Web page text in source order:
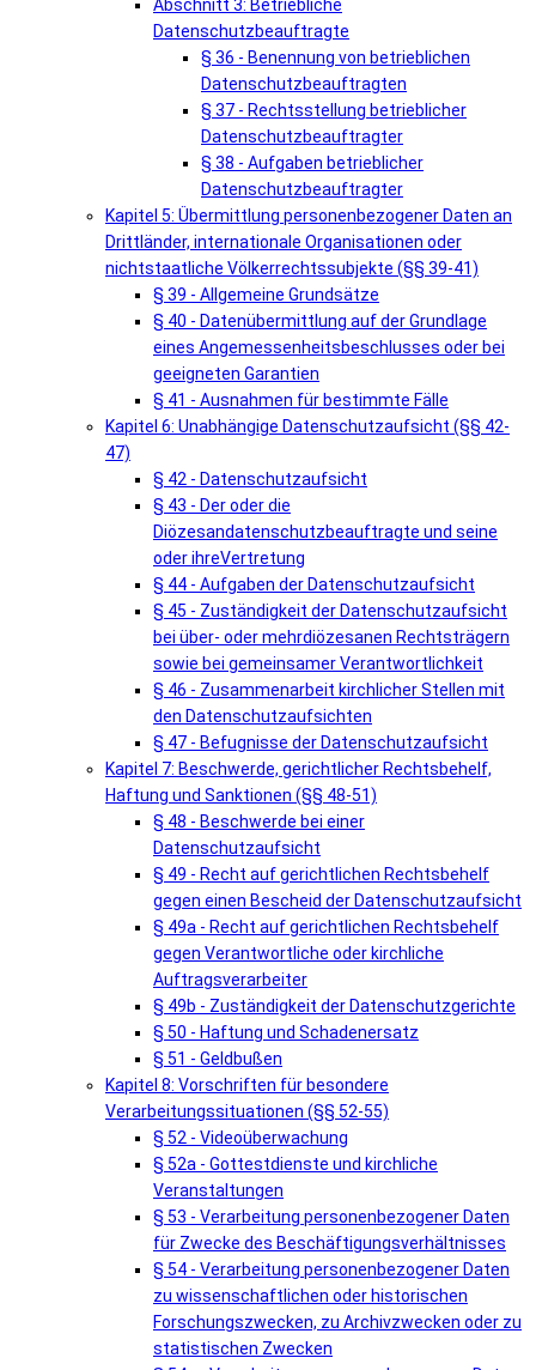
Abschnitt 3: Betriebliche
Datenschutzbeauftragte
§ 36 - Benennung von betrieblichen
Datenschutzbeauftragten
§ 37 - Rechtsstellung betrieblicher
Datenschutzbeauftragter
§ 38 - Aufgaben betrieblicher
Datenschutzbeauftragter
Kapitel 5: Übermittlung personenbezogener Daten an
Drittländer, internationale Organisationen oder
nichtstaatliche Völkerrechtssubjekte (§§ 39-41)
§ 39 - Allgemeine Grundsätze
§ 40 - Datenübermittlung auf der Grundlage
eines Angemessenheitsbeschlusses oder bei
geeigneten Garantien
§ 41 - Ausnahmen für bestimmte Fälle
Kapitel 6: Unabhängige Datenschutzaufsicht (§§ 42-
47)
§ 42 - Datenschutzaufsicht
§ 43 - Der oder die
Diözesandatenschutzbeauftragte und seine
oder ihreVertretung
§ 44 - Aufgaben der Datenschutzaufsicht
§ 45 - Zuständigkeit der Datenschutzaufsicht
bei über- oder mehrdiözesanen Rechtsträgern
sowie bei gemeinsamer Verantwortlichkeit
§ 46 - Zusammenarbeit kirchlicher Stellen mit
den Datenschutzaufsichten
§ 47 - Befugnisse der Datenschutzaufsicht
Kapitel 7: Beschwerde, gerichtlicher Rechtsbehelf,
Haftung und Sanktionen (§§ 48-51)
§ 48 - Beschwerde bei einer
Datenschutzaufsicht
§ 49 - Recht auf gerichtlichen Rechtsbehelf
gegen einen Bescheid der Datenschutzaufsicht
§ 49a - Recht auf gerichtlichen Rechtsbehelf
gegen Verantwortliche oder kirchliche
Auftragsverarbeiter
§ 49b - Zuständigkeit der Datenschutzgerichte
§ 50 - Haftung und Schadenersatz
§ 51 - Geldbußen
Kapitel 8: Vorschriften für besondere
Verarbeitungssituationen (§§ 52-55)
§ 52 - Videoüberwachung
§ 52a - Gottestdienste und kirchliche
Veranstaltungen
§ 53 - Verarbeitung personenbezogener Daten
für Zwecke des Beschäftigungsverhältnisses
§ 54 - Verarbeitung personenbezogener Daten
zu wissenschaftlichen oder historischen
Forschungszwecken, zu Archivzwecken oder zu
statistischen Zwecken